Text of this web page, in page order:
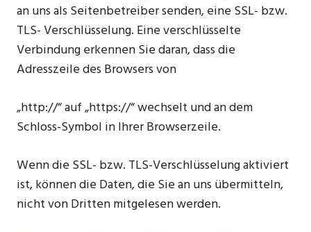
an uns als Seitenbetreiber senden, eine SSL- bzw.
TLS- Verschlüsselung. Eine verschlüsselte
Verbindung erkennen Sie daran, dass die
Adresszeile des Browsers von
„http://“ auf „https://“ wechselt und an dem
Schloss-Symbol in Ihrer Browserzeile.
Wenn die SSL- bzw. TLS-Verschlüsselung aktiviert
ist, können die Daten, die Sie an uns übermitteln,
nicht von Dritten mitgelesen werden.